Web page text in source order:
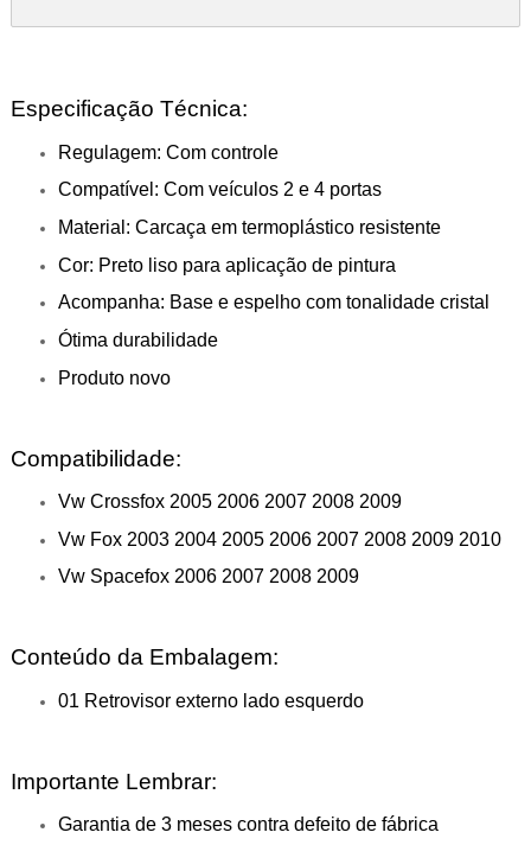
Especificação Técnica:
Regulagem: Com controle
Compatível: Com veículos 2 e 4 portas
Material: Carcaça em termoplástico resistente
Cor: Preto liso para aplicação de pintura
Acompanha: Base e espelho com tonalidade cristal
Ótima durabilidade
Produto novo
Compatibilidade:
Vw Crossfox 2005 2006 2007 2008 2009
Vw Fox 2003 2004 2005 2006 2007 2008 2009 2010
Vw Spacefox 2006 2007 2008 2009
Conteúdo da Embalagem:
01 Retrovisor externo lado esquerdo
Importante Lembrar:
Garantia de 3 meses contra defeito de fábrica